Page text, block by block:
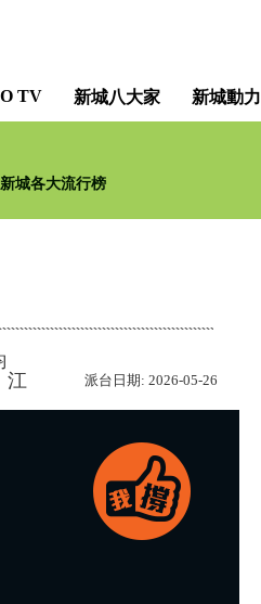
TV 新城八大家 新城動力
新城各大流行榜
江
派台日期: 2026-05-26